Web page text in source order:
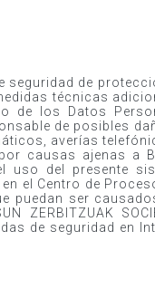
seguridad de
técnicas
de los Datos
de posibles
averías
causas ajenas a
uso del presente
el Centro de
puedan ser
ZERBITZUAK
de seguridad en